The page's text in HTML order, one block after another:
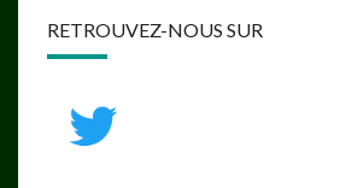
RETROUVEZ-NOUS SUR